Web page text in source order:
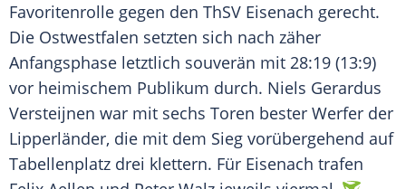
Favoritenrolle gegen den ThSV Eisenach gerecht.
Die Ostwestfalen setzten sich nach zäher
Anfangsphase letztlich souverän mit 28:19 (13:9)
vor heimischem Publikum durch. Niels Gerardus
Versteijnen war mit sechs Toren bester Werfer der
Lipperländer, die mit dem Sieg vorübergehend auf
Tabellenplatz drei klettern. Für Eisenach trafen